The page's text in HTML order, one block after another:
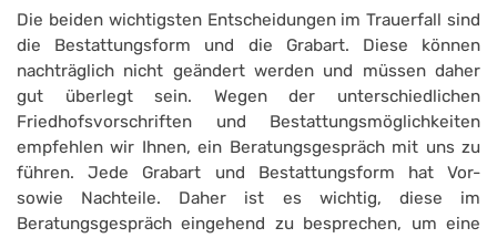
Die beiden wichtigsten Entscheidungen im Trauerfall sind
die Bestattungsform und die Grabart. Diese können
nachträglich nicht geändert werden und müssen daher
gut überlegt sein. Wegen der unterschiedlichen
Friedhofsvorschriften und Bestattungsmöglichkeiten
empfehlen wir Ihnen, ein Beratungsgespräch mit uns zu
führen. Jede Grabart und Bestattungsform hat Vor-
sowie Nachteile. Daher ist es wichtig, diese im
Beratungsgespräch eingehend zu besprechen, um eine